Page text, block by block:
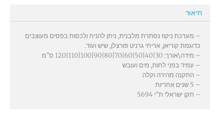
תיאור
– מערכת ניקוז נסתרת מלבנית, ניתן להניח ולכסות בפסים מעוצבים
כדוגמת קוריאן, אריחי גרניט פורצלן, שיש ועוד.
– מידה\אורך: 30|40|50|60|70|80|90|100|110|120 ס”מ
– עמיד בפני לחות, מים ועובש
– התקנה מהירה וקלה
– 5 שנים אחריות
– תקן ישראלי ת”י 5694